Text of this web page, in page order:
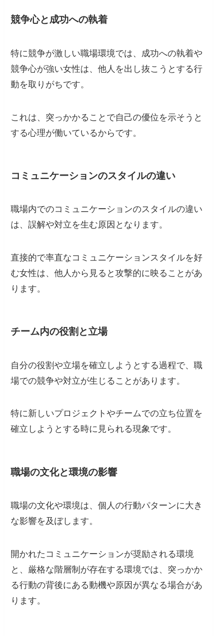
競争心と成功への執着
特に競争が激しい職場環境では、成功への執着や
競争心が強い女性は、他人を出し抜こうとする行
動を取りがちです。
これは、突っかかることで自己の優位を示そうと
する心理が働いているからです。
コミュニケーションのスタイルの違い
職場内でのコミュニケーションのスタイルの違い
は、誤解や対立を生む原因となります。
直接的で率直なコミュニケーションスタイルを好
む女性は、他人から見ると攻撃的に映ることがあ
ります。
チーム内の役割と立場
自分の役割や立場を確立しようとする過程で、職
場での競争や対立が生じることがあります。
特に新しいプロジェクトやチームでの立ち位置を
確立しようとする時に見られる現象です。
職場の文化と環境の影響
職場の文化や環境は、個人の行動パターンに大き
な影響を及ぼします。
開かれたコミュニケーションが奨励される環境
と、厳格な階層制が存在する環境では、突っかか
る行動の背後にある動機や原因が異なる場合があ
ります。